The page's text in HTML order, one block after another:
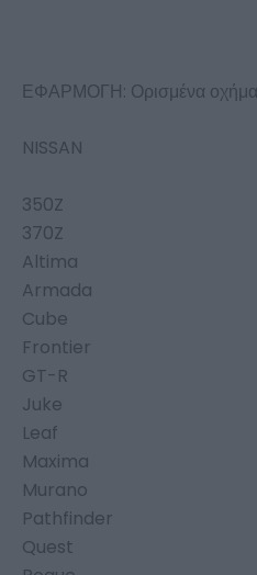
ΕΦΑΡΜΟΓΗ: Ορισμένα
NISSAN
350Z
370Z
Altima
Armada
Cube
Frontier
GT-R
Juke
Leaf
Maxima
Murano
Pathfinder
Quest